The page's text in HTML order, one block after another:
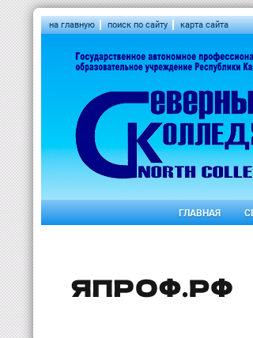
на главную поиск по сайту карта сайта
ГЛАВНАЯ